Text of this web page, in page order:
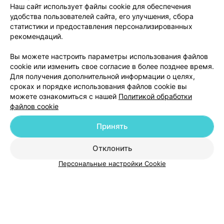
все в ремя пребывания в травмотологическом
отделении (пункте) отношение к нам (моей семье) и
всем пациентам которые были радом с нами было
иключительно положительным, добрым и даже я бы
сказал сочувствуюм нам всем. Всему медперсоналу
труд, здоровья и поменьше пациентов. С уважением,
Сергей.
Добавить специалиста
О проекте Новости проекта
Размещение рекламы
Медицинский маркетинг
Публичный договор
Пользовательское соглашение
Способы оплаты
Наш сайт использует файлы cookie для обеспечения
удобства пользователей сайта, его улучшения, сбора
статистики и предоставления персонализированных
рекомендаций.
Вы можете настроить параметры использования файлов
cookie или изменить свое согласие в более позднее время.
Для получения дополнительной информации о целях,
сроках и порядке использования файлов cookie вы
можете ознакомиться с нашей Политикой обработки
файлов cookie
Отклонить
Принять
Персональные настройки Cookie